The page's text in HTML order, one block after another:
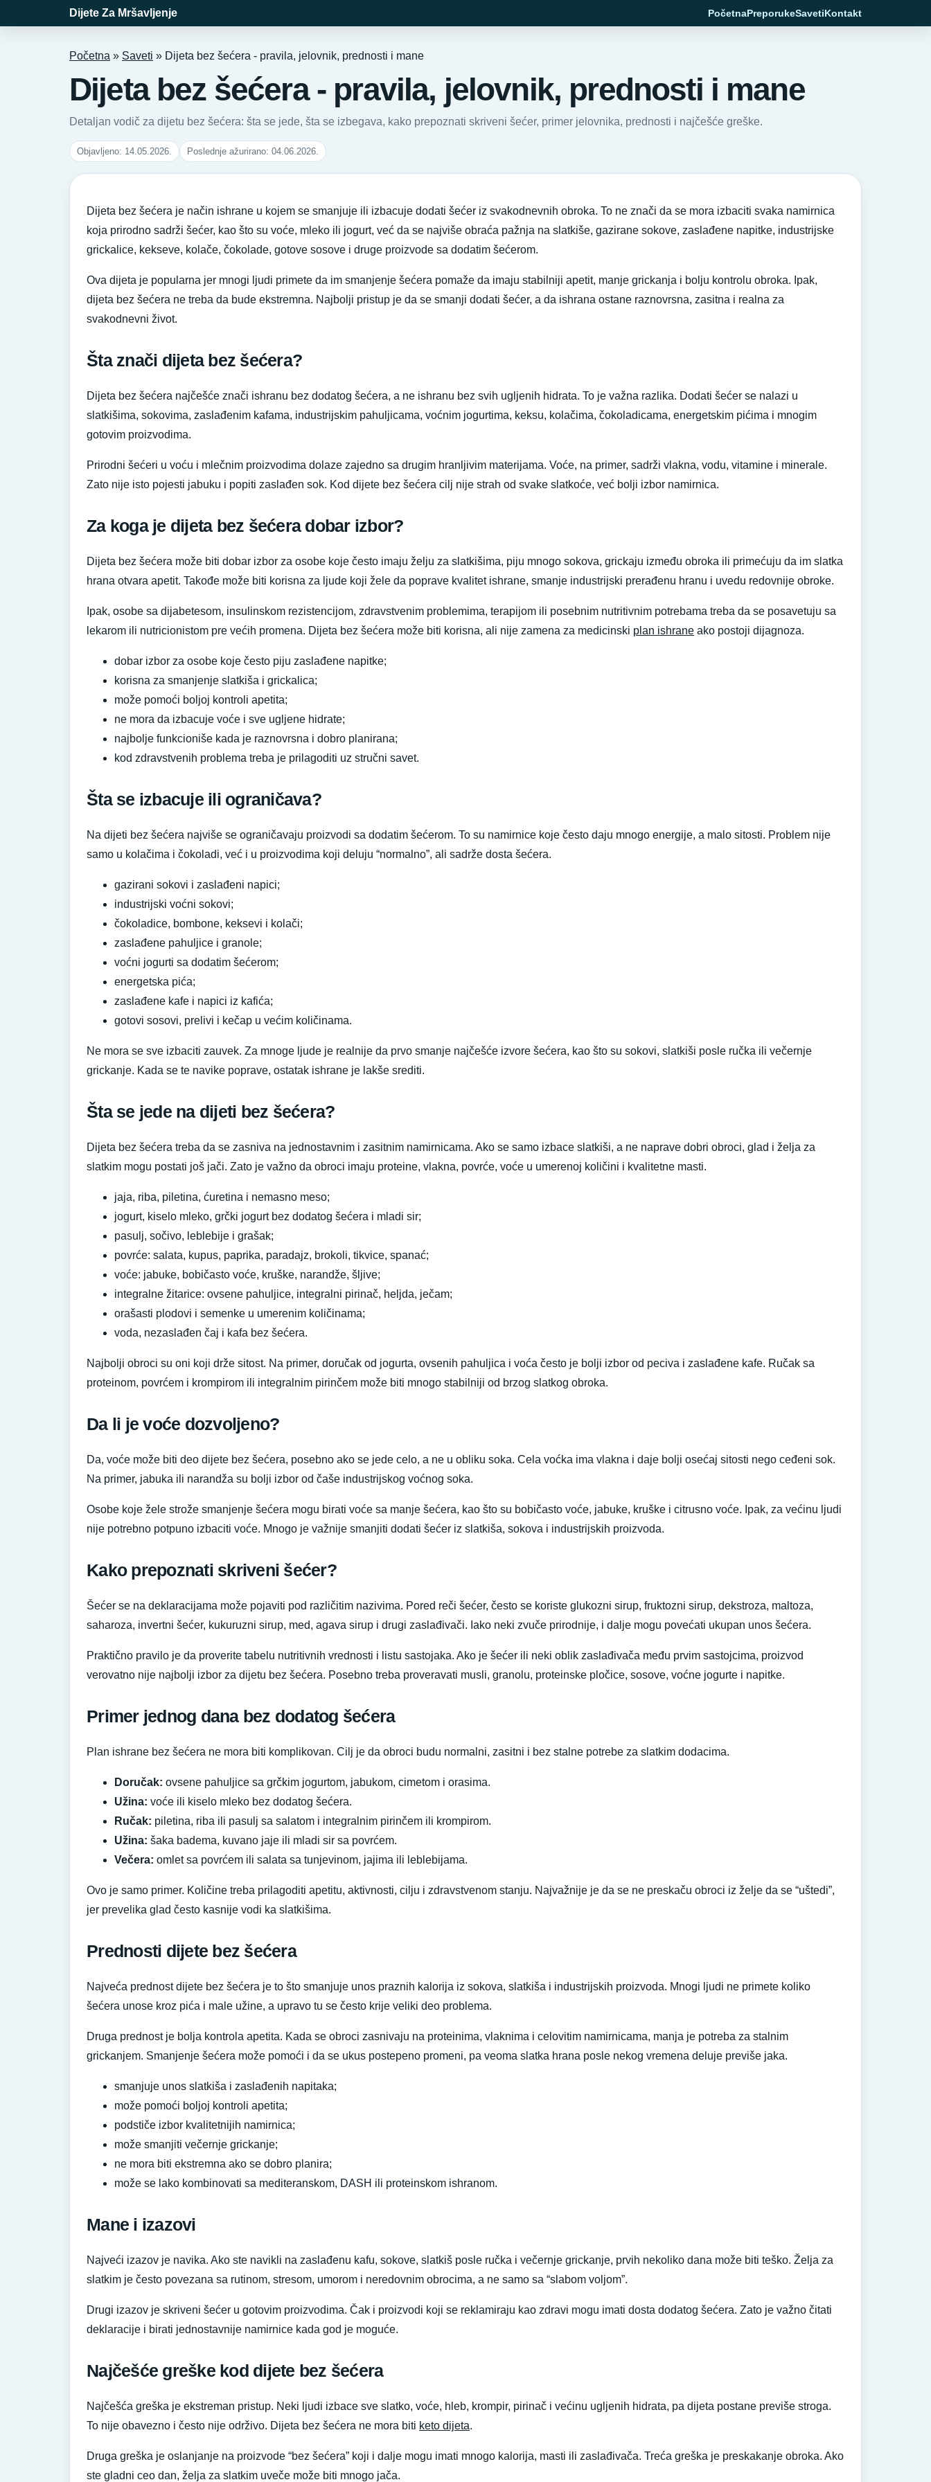
Dijete Za Mršavljenje PočetnaPreporukeSavetiKontakt
Početna » Saveti » Dijeta bez šećera - pravila, jelovnik, prednosti i mane
Dijeta bez šećera - pravila, jelovnik, prednosti i mane
Detaljan vodič za dijetu bez šećera: šta se jede, šta se izbegava, kako prepoznati skriveni šećer, primer jelovnika, prednosti i najčešće greške.
Objavljeno: 14.05.2026. Poslednje ažurirano: 04.06.2026.
Dijeta bez šećera je način ishrane u kojem se smanjuje ili izbacuje dodati šećer iz svakodnevnih obroka. To ne znači da se mora izbaciti svaka namirnica
koja prirodno sadrži šećer, kao što su voće, mleko ili jogurt, već da se najviše obraća pažnja na slatkiše, gazirane sokove, zaslađene napitke, industrijske
grickalice, kekseve, kolače, čokolade, gotove sosove i druge proizvode sa dodatim šećerom.
Ova dijeta je popularna jer mnogi ljudi primete da im smanjenje šećera pomaže da imaju stabilniji apetit, manje grickanja i bolju kontrolu obroka. Ipak,
dijeta bez šećera ne treba da bude ekstremna. Najbolji pristup je da se smanji dodati šećer, a da ishrana ostane raznovrsna, zasitna i realna za
svakodnevni život.
Šta znači dijeta bez šećera?
Dijeta bez šećera najčešće znači ishranu bez dodatog šećera, a ne ishranu bez svih ugljenih hidrata. To je važna razlika. Dodati šećer se nalazi u
slatkišima, sokovima, zaslađenim kafama, industrijskim pahuljicama, voćnim jogurtima, keksu, kolačima, čokoladicama, energetskim pićima i mnogim
gotovim proizvodima.
Prirodni šećeri u voću i mlečnim proizvodima dolaze zajedno sa drugim hranljivim materijama. Voće, na primer, sadrži vlakna, vodu, vitamine i minerale.
Zato nije isto pojesti jabuku i popiti zaslađen sok. Kod dijete bez šećera cilj nije strah od svake slatkoće, već bolji izbor namirnica.
Za koga je dijeta bez šećera dobar izbor?
Dijeta bez šećera može biti dobar izbor za osobe koje često imaju želju za slatkišima, piju mnogo sokova, grickaju između obroka ili primećuju da im slatka
hrana otvara apetit. Takođe može biti korisna za ljude koji žele da poprave kvalitet ishrane, smanje industrijski prerađenu hranu i uvedu redovnije obroke.
Ipak, osobe sa dijabetesom, insulinskom rezistencijom, zdravstvenim problemima, terapijom ili posebnim nutritivnim potrebama treba da se posavetuju sa
lekarom ili nutricionistom pre većih promena. Dijeta bez šećera može biti korisna, ali nije zamena za medicinski plan ishrane ako postoji dijagnoza.
dobar izbor za osobe koje često piju zaslađene napitke;
korisna za smanjenje slatkiša i grickalica;
može pomoći boljoj kontroli apetita;
ne mora da izbacuje voće i sve ugljene hidrate;
najbolje funkcioniše kada je raznovrsna i dobro planirana;
kod zdravstvenih problema treba je prilagoditi uz stručni savet.
Šta se izbacuje ili ograničava?
Na dijeti bez šećera najviše se ograničavaju proizvodi sa dodatim šećerom. To su namirnice koje često daju mnogo energije, a malo sitosti. Problem nije
samo u kolačima i čokoladi, već i u proizvodima koji deluju “normalno”, ali sadrže dosta šećera.
gazirani sokovi i zaslađeni napici;
industrijski voćni sokovi;
čokoladice, bombone, keksevi i kolači;
zaslađene pahuljice i granole;
voćni jogurti sa dodatim šećerom;
energetska pića;
zaslađene kafe i napici iz kafića;
gotovi sosovi, prelivi i kečap u većim količinama.
Ne mora se sve izbaciti zauvek. Za mnoge ljude je realnije da prvo smanje najčešće izvore šećera, kao što su sokovi, slatkiši posle ručka ili večernje
grickanje. Kada se te navike poprave, ostatak ishrane je lakše srediti.
Šta se jede na dijeti bez šećera?
Dijeta bez šećera treba da se zasniva na jednostavnim i zasitnim namirnicama. Ako se samo izbace slatkiši, a ne naprave dobri obroci, glad i želja za
slatkim mogu postati još jači. Zato je važno da obroci imaju proteine, vlakna, povrće, voće u umerenoj količini i kvalitetne masti.
jaja, riba, piletina, ćuretina i nemasno meso;
jogurt, kiselo mleko, grčki jogurt bez dodatog šećera i mladi sir;
pasulj, sočivo, leblebije i grašak;
povrće: salata, kupus, paprika, paradajz, brokoli, tikvice, spanać;
voće: jabuke, bobičasto voće, kruške, narandže, šljive;
integralne žitarice: ovsene pahuljice, integralni pirinač, heljda, ječam;
orašasti plodovi i semenke u umerenim količinama;
voda, nezaslađen čaj i kafa bez šećera.
Najbolji obroci su oni koji drže sitost. Na primer, doručak od jogurta, ovsenih pahuljica i voća često je bolji izbor od peciva i zaslađene kafe. Ručak sa
proteinom, povrćem i krompirom ili integralnim pirinčem može biti mnogo stabilniji od brzog slatkog obroka.
Da li je voće dozvoljeno?
Da, voće može biti deo dijete bez šećera, posebno ako se jede celo, a ne u obliku soka. Cela voćka ima vlakna i daje bolji osećaj sitosti nego ceđeni sok.
Na primer, jabuka ili narandža su bolji izbor od čaše industrijskog voćnog soka.
Osobe koje žele strože smanjenje šećera mogu birati voće sa manje šećera, kao što su bobičasto voće, jabuke, kruške i citrusno voće. Ipak, za većinu ljudi
nije potrebno potpuno izbaciti voće. Mnogo je važnije smanjiti dodati šećer iz slatkiša, sokova i industrijskih proizvoda.
Kako prepoznati skriveni šećer?
Šećer se na deklaracijama može pojaviti pod različitim nazivima. Pored reči šećer, često se koriste glukozni sirup, fruktozni sirup, dekstroza, maltoza,
saharoza, invertni šećer, kukuruzni sirup, med, agava sirup i drugi zaslađivači. Iako neki zvuče prirodnije, i dalje mogu povećati ukupan unos šećera.
Praktično pravilo je da proverite tabelu nutritivnih vrednosti i listu sastojaka. Ako je šećer ili neki oblik zaslađivača među prvim sastojcima, proizvod
verovatno nije najbolji izbor za dijetu bez šećera. Posebno treba proveravati musli, granolu, proteinske pločice, sosove, voćne jogurte i napitke.
Primer jednog dana bez dodatog šećera
Plan ishrane bez šećera ne mora biti komplikovan. Cilj je da obroci budu normalni, zasitni i bez stalne potrebe za slatkim dodacima.
Doručak: ovsene pahuljice sa grčkim jogurtom, jabukom, cimetom i orasima.
Užina: voće ili kiselo mleko bez dodatog šećera.
Ručak: piletina, riba ili pasulj sa salatom i integralnim pirinčem ili krompirom.
Užina: šaka badema, kuvano jaje ili mladi sir sa povrćem.
Večera: omlet sa povrćem ili salata sa tunjevinom, jajima ili leblebijama.
Ovo je samo primer. Količine treba prilagoditi apetitu, aktivnosti, cilju i zdravstvenom stanju. Najvažnije je da se ne preskaču obroci iz želje da se “uštedi”,
jer prevelika glad često kasnije vodi ka slatkišima.
Prednosti dijete bez šećera
Najveća prednost dijete bez šećera je to što smanjuje unos praznih kalorija iz sokova, slatkiša i industrijskih proizvoda. Mnogi ljudi ne primete koliko
šećera unose kroz pića i male užine, a upravo tu se često krije veliki deo problema.
Druga prednost je bolja kontrola apetita. Kada se obroci zasnivaju na proteinima, vlaknima i celovitim namirnicama, manja je potreba za stalnim
grickanjem. Smanjenje šećera može pomoći i da se ukus postepeno promeni, pa veoma slatka hrana posle nekog vremena deluje previše jaka.
smanjuje unos slatkiša i zaslađenih napitaka;
može pomoći boljoj kontroli apetita;
podstiče izbor kvalitetnijih namirnica;
može smanjiti večernje grickanje;
ne mora biti ekstremna ako se dobro planira;
može se lako kombinovati sa mediteranskom, DASH ili proteinskom ishranom.
Mane i izazovi
Najveći izazov je navika. Ako ste navikli na zaslađenu kafu, sokove, slatkiš posle ručka i večernje grickanje, prvih nekoliko dana može biti teško. Želja za
slatkim je često povezana sa rutinom, stresom, umorom i neredovnim obrocima, a ne samo sa “slabom voljom”.
Drugi izazov je skriveni šećer u gotovim proizvodima. Čak i proizvodi koji se reklamiraju kao zdravi mogu imati dosta dodatog šećera. Zato je važno čitati
deklaracije i birati jednostavnije namirnice kada god je moguće.
Najčešće greške kod dijete bez šećera
Najčešća greška je ekstreman pristup. Neki ljudi izbace sve slatko, voće, hleb, krompir, pirinač i većinu ugljenih hidrata, pa dijeta postane previše stroga.
To nije obavezno i često nije održivo. Dijeta bez šećera ne mora biti keto dijeta.
Druga greška je oslanjanje na proizvode “bez šećera” koji i dalje mogu imati mnogo kalorija, masti ili zaslađivača. Treća greška je preskakanje obroka. Ako
ste gladni ceo dan, želja za slatkim uveče može biti mnogo jača.